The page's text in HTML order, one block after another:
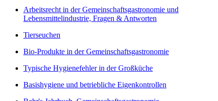
Arbeitsrecht in der Gemeinschaftsgastronomie und
Lebensmittelindustrie, Fragen & Antworten
Tierseuchen
Bio-Produkte in der Gemeinschaftsgastronomie
Typische Hygienefehler in der Großküche
Basishygiene und betriebliche Eigenkontrollen